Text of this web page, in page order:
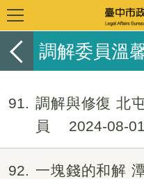
調解委員溫
91
調解與修復 北
員
2024-08-01
92
一塊錢的和解